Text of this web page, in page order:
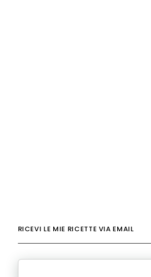
RICEVI LE MIE RICETTE VIA EMAIL